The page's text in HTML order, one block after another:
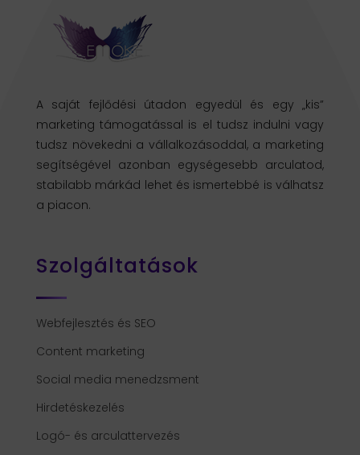
A saját fejlődési útadon egyedül és egy „kis”
marketing támogatással is el tudsz indulni vagy
tudsz növekedni a vállalkozásoddal, a marketing
segítségével azonban egységesebb arculatod,
stabilabb márkád lehet és ismertebbé is válhatsz
a piacon.
Szolgáltatások
Webfejlesztés és SEO
Content marketing
Social media menedzsment
Hirdetéskezelés
Logó- és arculattervezés